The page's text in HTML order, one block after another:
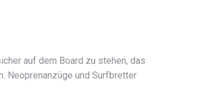
auf dem Board zu stehen, das
Neoprenanzüge und Surfbretter